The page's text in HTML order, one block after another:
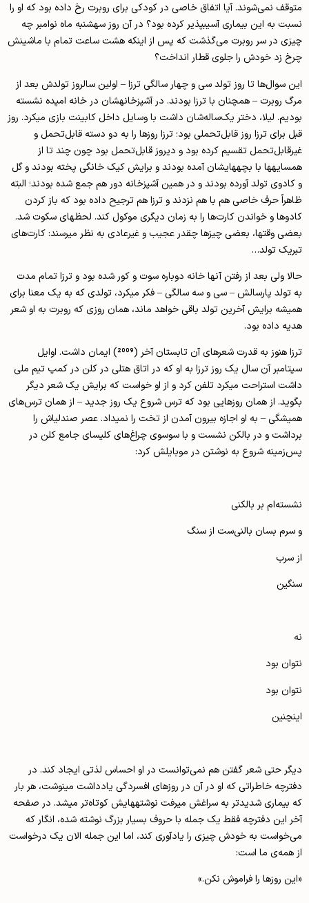
متوقف نمی‌شوند. آیا اتفاق خاصی در کودکی برای روبرت رخ داده بود که او را
نسبت به این بیماری آسیب­پذیر کرده بود؟ در آن روز سه­شنبه ماه نوامبر چه
چیزی در سر روبرت می‌گذشت که پس از اینکه هشت ساعت تمام با ماشینش
چرخ زد خودش را جلوی قطار انداخت؟
این سوال‌ها تا روز تولد سی و چهار سالگی ترزا – اولین سالروز تولدش بعد از
مرگ روبرت – همچنان با ترزا بودند. در آشپزخانه­شان در خانه امپده نشسته
بودیم. لیلا، دختر یک‌ساله‌شان داشت با وسایل داخل کابینت بازی می­کرد. روز
قبل برای ترزا روز قابل‌تحملی بود؛ ترزا روزها را به دو دسته قابل‌تحمل و
غیرقابل‌تحمل تقسیم کرده بود و دیروز قابل‌تحمل بود چون چند تا از
همسایه­ها با بچه­هایشان آمده بودند و برایش کیک خانگی پخته بودند و گل
و کادوی تولد آورده بودند و در همین آشپزخانه دور هم جمع شده بودند؛ البته
ظاهراً حرف خاصی هم با هم نزدند و ترزا هم ترجیح داده بود که باز کردن
کادوها و خواندن کارت‌ها را به زمان دیگری موکول کند. لحظه­ای سکوت شد.
بعضی وقت­ها، بعضی چیزها چقدر عجیب و غیرعادی به نظر می­رسند: کارت‌های
تبریک تولد…
حالا ولی بعد از رفتن آنها خانه دوباره سوت و کور شده بود و ترزا تمام مدت
به تولد پارسالش – سی و سه سالگی – فکر می­کرد، تولدی که به یک معنا برای
همیشه برایش آخرین تولد باقی خواهد ماند، همان روزی که روبرت به او شعر
هدیه داده بود.
ترزا هنوز به قدرت شعرهای آن تابستان آخر (2009) ایمان داشت. اوایل
سپتامبر آن سال یک روز ترزا به او که در اتاق هتلی در کلن در کمپ تیم­ ملی
داشت استراحت می­کرد تلفن کرد و از او خواست که برایش یک شعر دیگر
بگوید. از همان روزهایی بود که ترس شروع یک روز جدید – از همان ترس‌های
همیشگی – به او اجازه بیرون آمدن از تخت را نمی­داد. عصر صندلی­اش را
برداشت و در بالکن نشست و با سوسوی چراغ‌های کلیسای جامع کلن در
پس‌زمینه شروع به نوشتن در موبایلش کرد:
نشسته‌ام بر بالکنی
و سرم بسان بالنی‌ست از سنگ
از سرب
سنگین
نه
نتوان بود
نتوان بود
اینچنین
دیگر حتی شعر گفتن هم نمی‌توانست در او احساس لذتی ایجاد کند. در
دفترچه خاطراتی که او در آن در روزهای افسردگی یادداشت می­نوشت، هر بار
که بیماری شدیدتر به سراغش می­رفت نوشته­هایش کوتاه‌تر می­شد. در صفحه
آخر این دفترچه فقط یک جمله با حروف بسیار بزرگ نوشته شده، انگار که
می‌خواست به خودش چیزی را یادآوری کند، اما این جمله الان یک درخواست
از همه‌ی ما است:
«این روزها را فراموش نکن.»